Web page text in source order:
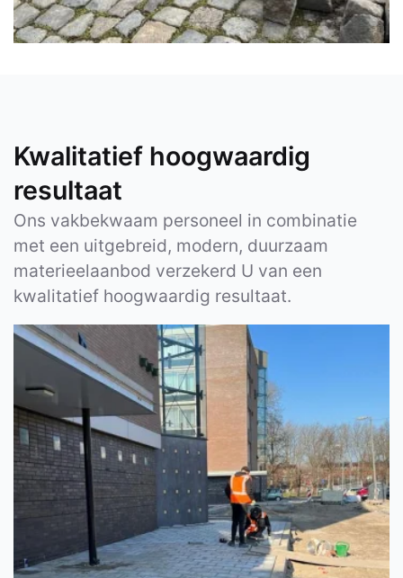
Kwalitatief hoogwaardig
resultaat
Ons vakbekwaam personeel in combinatie
met een uitgebreid, modern, duurzaam
materieelaanbod verzekerd U van een
kwalitatief hoogwaardig resultaat.